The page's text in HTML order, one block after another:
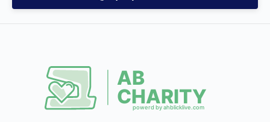
Joel Grunbaumיהודא ארי` גרינבוים
חסד, עדיו לגאון ולתפארת הבה"ח יודל ני"ו
Totty&mommy